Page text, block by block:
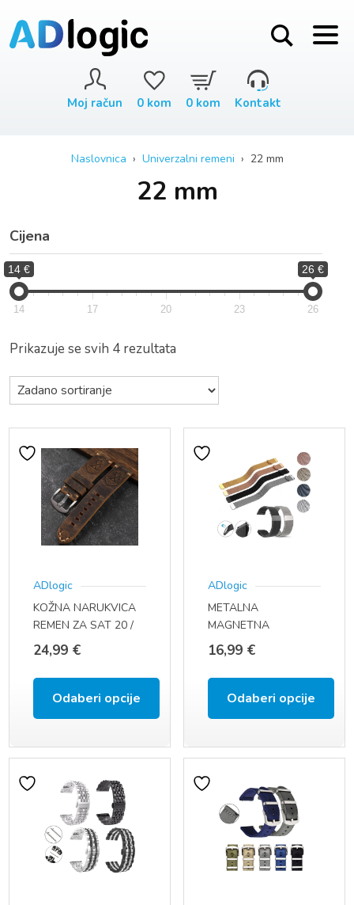
Moj račun 0 kom 0 kom Kontakt
Naslovnica › Univerzalni remeni › 22 mm
22 mm
Cijena
14 € 26 €
14 17 20 23 26
Prikazuje se svih 4 rezultata
ADlogic
KOŽNA NARUKVICA
REMEN ZA SAT 20 /
22 / 24 MM
24,99 €
Odaberi opcije
proizvod
ima
varijanti.
Opcije
ADlogic
METALNA
MAGNETNA
NARUKVICA
MILANSKA PETLJA,
REMEN ZA SAT (22
MM, QUICK FIT)
16,99 €
Odaberi opcije
proizvod
ima
više
varijanti.
Opcije